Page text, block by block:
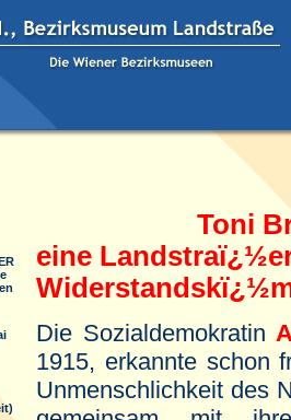
Toni
eine
Die Sozialdemokratin
1915, erkannte schon
Unmenschlichkeit des